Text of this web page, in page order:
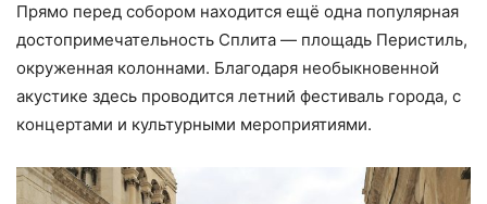
Прямо перед собором находится ещё одна популярная
достопримечательность Сплита — площадь Перистиль,
окруженная колоннами. Благодаря необыкновенной
акустике здесь проводится летний фестиваль города, с
концертами и культурными мероприятиями.